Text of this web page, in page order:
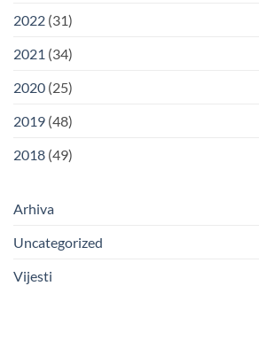
2022 (31)
2021 (34)
2020 (25)
2019 (48)
2018 (49)
Arhiva
Uncategorized
Vijesti